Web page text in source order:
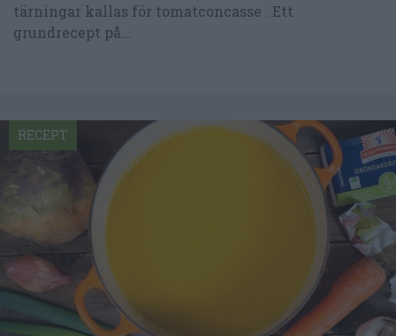
tärningar kallas för tomatconcasse . Ett
grundrecept på...
RECEPT